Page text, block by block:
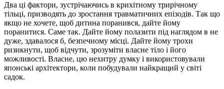
Два ці фактори, зустрічаючись в крихітному трирічному
тільці, призводять до зростання травматичних епізодів. Так що
якщо не хочете, щоб дитина поранився, дайте йому
поранитися. Саме так. Дайте йому полазити під наглядом в не
дуже, здавалося б, безпечному місці. Дайте йому трохи
ризикнути, щоб відчути, зрозуміти власне тіло і його
можливості. Власне, цю нехитру думку і використовували
японські архітектори, коли побудували найкращий у світі
садок.